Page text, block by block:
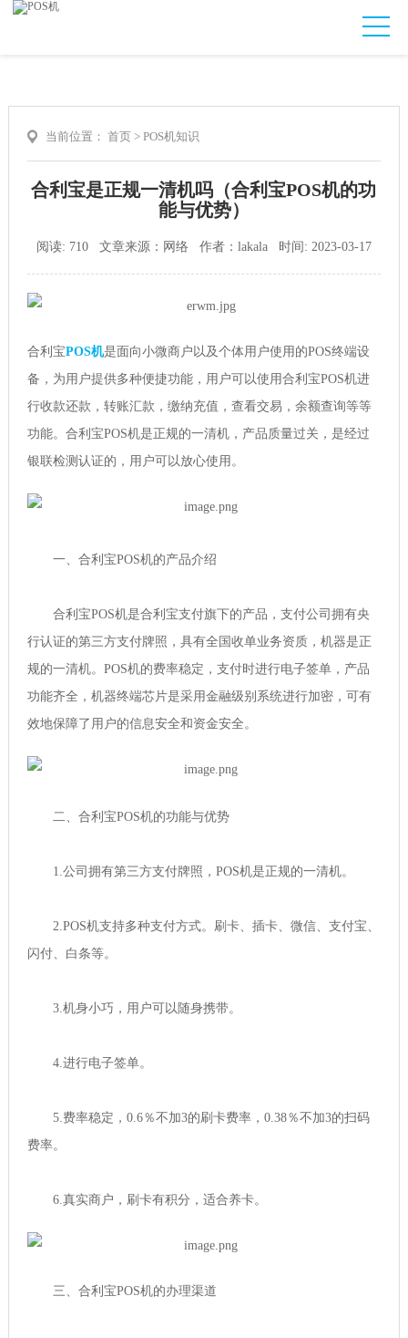
当前位置： 首页> POS机知识
合利宝是正规一清机吗（合利宝POS机的功
能与优势）
阅读: 710 文章来源：网络 作者：lakala 时间: 2023-03-17
合利宝POS机是面向小微商户以及个体用户使用的POS终端设
备，为用户提供多种便捷功能，用户可以使用合利宝POS机进
行收款还款，转账汇款，缴纳充值，查看交易，余额查询等等
功能。合利宝POS机是正规的一清机，产品质量过关，是经过
银联检测认证的，用户可以放心使用。
一、合利宝POS机的产品介绍
合利宝POS机是合利宝支付旗下的产品，支付公司拥有央
行认证的第三方支付牌照，具有全国收单业务资质，机器是正
规的一清机。POS机的费率稳定，支付时进行电子签单，产品
功能齐全，机器终端芯片是采用金融级别系统进行加密，可有
效地保障了用户的信息安全和资金安全。
二、合利宝POS机的功能与优势
1.公司拥有第三方支付牌照，POS机是正规的一清机。
2.POS机支持多种支付方式。刷卡、插卡、微信、支付宝、
闪付、白条等。
3.机身小巧，用户可以随身携带。
4.进行电子签单。
5.费率稳定，0.6％不加3的刷卡费率，0.38％不加3的扫码
费率。
6.真实商户，刷卡有积分，适合养卡。
三、合利宝POS机的办理渠道